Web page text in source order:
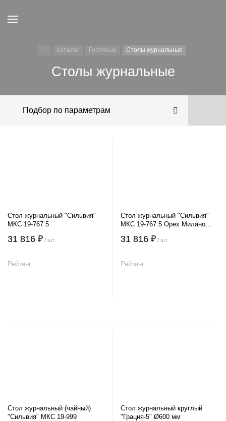
Каталог Гостиные Столы журнальные
Столы журнальные
Подбор по параметрам
Стол журнальный "Сильвия"
МКС 19-767.5
31 816 ₽ / шт
Рейтинг:
Стол журнальный "Сильвия"
МКС 19-767.5 Орех Милано
31 816 ₽ / шт
Рейтинг:
Стол журнальный (чайный)
"Сильвия" МКС 19-999
Стол журнальный круглый
"Грация-5" Ø600 мм